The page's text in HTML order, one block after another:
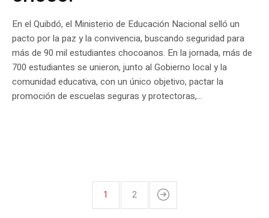
En el Quibdó, el Ministerio de Educación Nacional selló un
pacto por la paz y la convivencia, buscando seguridad para
más de 90 mil estudiantes chocoanos. En la jornada, más de
700 estudiantes se unieron, junto al Gobierno local y la
comunidad educativa, con un único objetivo, pactar la
promoción de escuelas seguras y protectoras,...
1 2